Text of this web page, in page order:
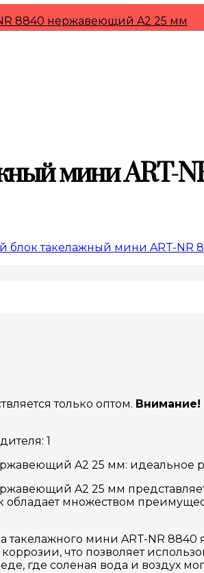
8840 нержавеющий A2 25 мм
мини ART-
блок такелажный мини ART-NR
только оптом. Внимание!
1
A2 25 мм: идеальное
A2 25 мм
множеством
мини ART-NR 8840
что позволяет
где соленая вода и воздух